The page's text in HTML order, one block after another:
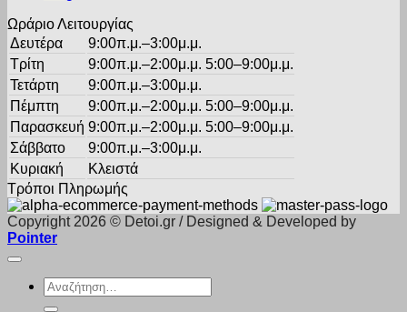
Ωράριο Λειτουργίας
Δευτέρα
9:00π.μ.–3:00μ.μ.
Τρίτη
9:00π.μ.–2:00μ.μ. 5:00–9:00μ.μ.
Τετάρτη
9:00π.μ.–3:00μ.μ.
Πέμπτη
9:00π.μ.–2:00μ.μ. 5:00–9:00μ.μ.
Παρασκευή 9:00π.μ.–2:00μ.μ. 5:00–9:00μ.μ.
Σάββατο
9:00π.μ.–3:00μ.μ.
Κυριακή
Κλειστά
Τρόποι Πληρωμής
Copyright 2026 © Detoi.gr / Designed & Developed by
Pointer
Αναζήτηση
για: